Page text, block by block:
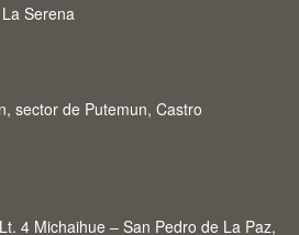
Serena
sector de Putemun, Castro
4 Michaihue – San Pedro de La Paz,